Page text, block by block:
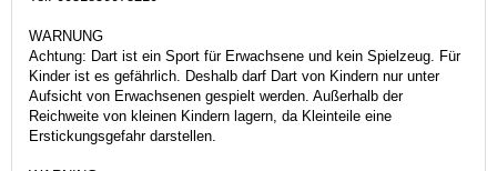
WARNUNG
Achtung: Dart ist ein Sport für Erwachsene und kein Spielzeug. Für
Kinder ist es gefährlich. Deshalb darf Dart von Kindern nur unter
Aufsicht von Erwachsenen gespielt werden. Außerhalb der
Reichweite von kleinen Kindern lagern, da Kleinteile eine
Erstickungsgefahr darstellen.